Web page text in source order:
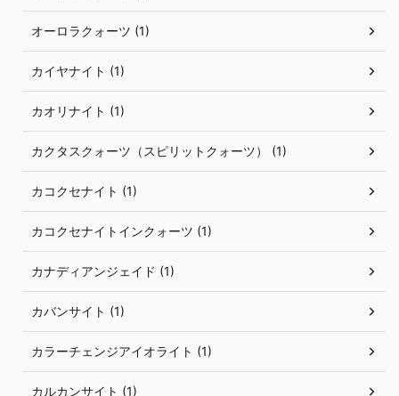
オーロラクォーツ (1)
カイヤナイト (1)
カオリナイト (1)
カクタスクォーツ（スピリットクォーツ） (1)
カコクセナイト (1)
カコクセナイトインクォーツ (1)
カナディアンジェイド (1)
カバンサイト (1)
カラーチェンジアイオライト (1)
カルカンサイト (1)